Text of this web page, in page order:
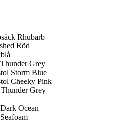
Rhubarb
Röd
Grey
Storm Blue
Cheeky Pink
Grey
Ocean